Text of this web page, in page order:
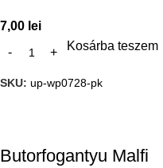
7,00 lei
Kosárba teszem
SKU: up-wp0728-pk
Butorfogantyu Malfi